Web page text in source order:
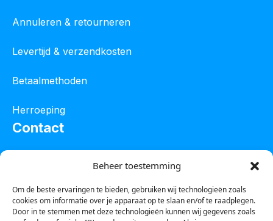
Beheer toestemming
Om de beste ervaringen te bieden, gebruiken wij technologieën zoals
cookies om informatie over je apparaat op te slaan en/of te raadplegen.
Door in te stemmen met deze technologieën kunnen wij gegevens zoals
Annuleren & retourneren
Levertijd & verzendkosten
Betaalmethoden
Herroeping
Contact
Tel :0850601800